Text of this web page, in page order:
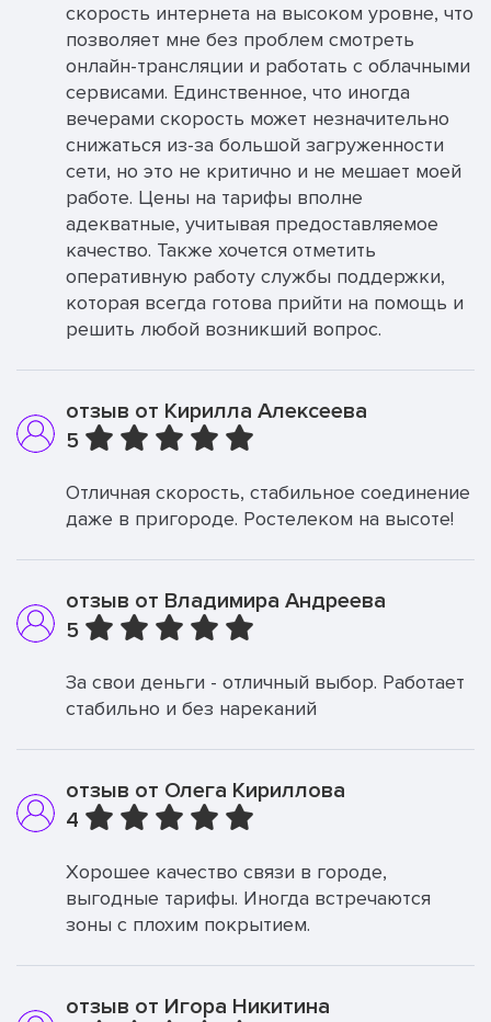
скорость интернета на высоком уровне, что
позволяет мне без проблем смотреть
онлайн-трансляции и работать с облачными
сервисами. Единственное, что иногда
вечерами скорость может незначительно
снижаться из-за большой загруженности
сети, но это не критично и не мешает моей
работе. Цены на тарифы вполне
адекватные, учитывая предоставляемое
качество. Также хочется отметить
оперативную работу службы поддержки,
которая всегда готова прийти на помощь и
решить любой возникший вопрос.
отзыв от Кирилла Алексеева
5
Отличная скорость, стабильное соединение
даже в пригороде. Ростелеком на высоте!
отзыв от Владимира Андреева
5
За свои деньги - отличный выбор. Работает
стабильно и без нареканий
отзыв от Олега Кириллова
4
Хорошее качество связи в городе,
выгодные тарифы. Иногда встречаются
зоны с плохим покрытием.
отзыв от Игора Никитина